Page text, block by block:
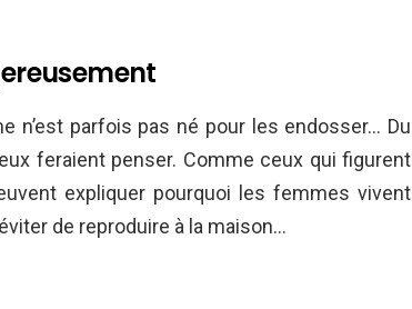
n’est parfois pas né pour les endosser… Du
feraient penser. Comme ceux qui figurent
expliquer pourquoi les femmes vivent
de reproduire à la maison…